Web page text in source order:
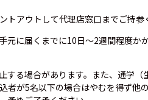
アウトして代理店窓口までご持参
に届くまでに10日～2週間程度か
る場合があります。また、通学（
者が5名以下の場合はやむを得ず他